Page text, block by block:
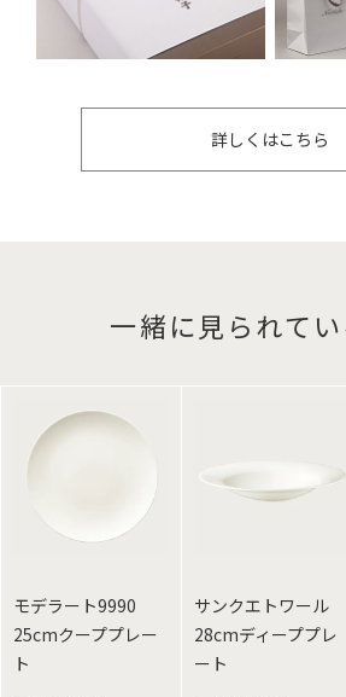
詳しくはこちら
一緒に見られて
モデラート9990
25cmクーププレー
ト
サンクエトワール
28cmディーププレ
ート